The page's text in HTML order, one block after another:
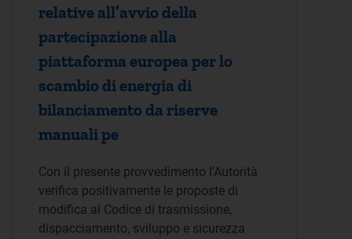
relative all’avvio della
partecipazione alla
piattaforma europea per lo
scambio di energia di
bilanciamento da riserve
manuali pe
Con il presente provvedimento l’Autorità
verifica positivamente le proposte di
modifica al Codice di trasmissione,
dispacciamento, sviluppo e sicurezza